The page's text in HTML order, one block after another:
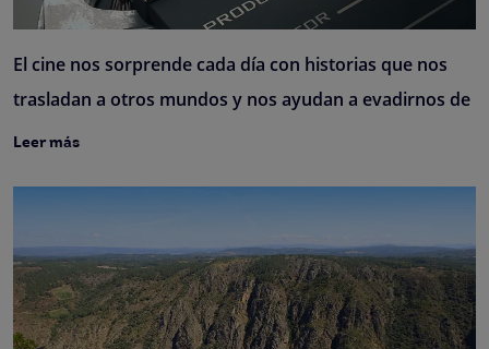
El cine nos sorprende cada día con historias que nos
trasladan a otros mundos y nos ayudan a evadirnos de
Leer más